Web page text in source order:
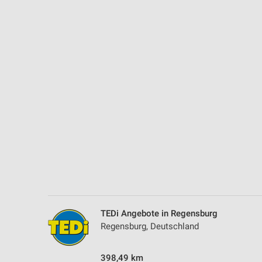
TEDi Angebote in Regensburg
Regensburg, Deutschland
398,49 km
Performance
Funktional